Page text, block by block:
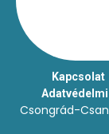
Kapcsolat
Csongrád-